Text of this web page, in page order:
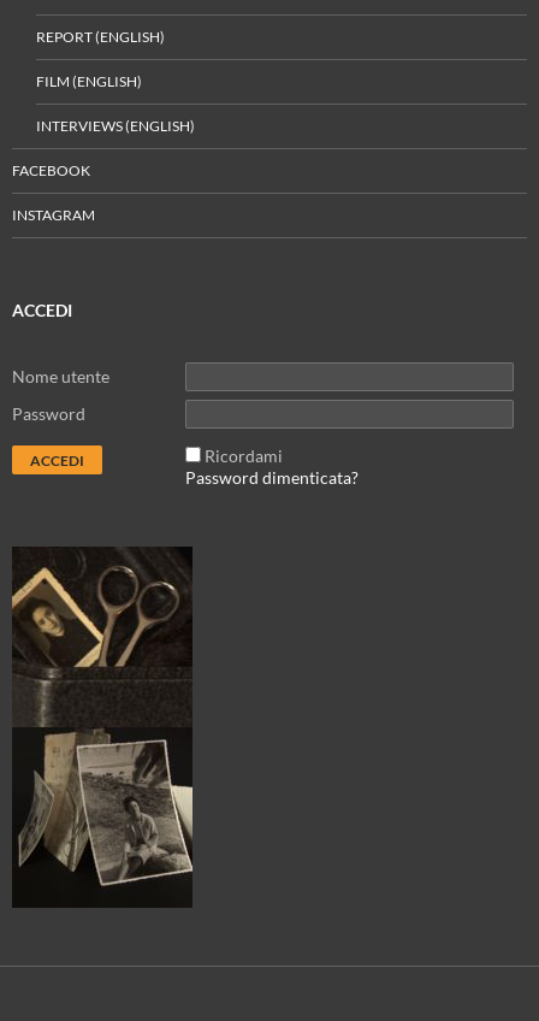
REPORT (ENGLISH)
FILM (ENGLISH)
INTERVIEWS (ENGLISH)
FACEBOOK
INSTAGRAM
ACCEDI
Nome utente
Password
Ricordami
Password dimenticata?